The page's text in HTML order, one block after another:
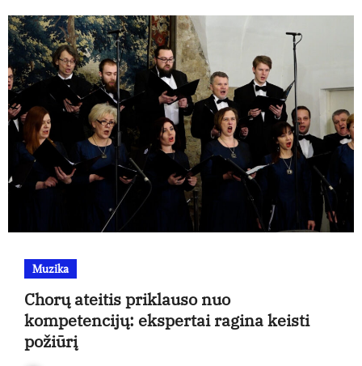
Muzika
Chorų ateitis priklauso nuo
kompetencijų: ekspertai ragina keisti
požiūrį